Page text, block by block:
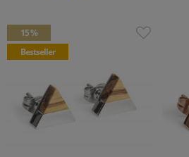
15 %
Bestseller